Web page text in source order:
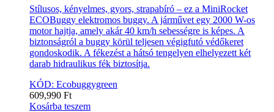
Stílusos, kényelmes, gyors, strapabíró – ez a MiniRocket
ECOBuggy elektromos buggy. A járművet egy 2000 W-os
motor hajtja, amely akár 40 km/h sebességre is képes. A
biztonságról a buggy körül teljesen végigfutó védőkeret
gondoskodik. A fékezést a hátsó tengelyen elhelyezett két
darab hidraulikus fék biztosítja.
KÓD: Ecobuggygreen
609,990 Ft
Kosárba teszem